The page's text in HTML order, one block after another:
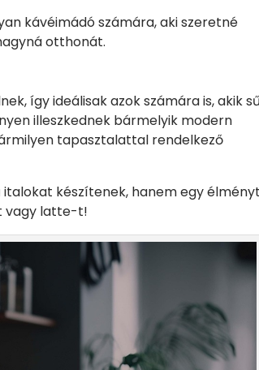
kávéimádó számára, aki szeretné
otthonát.
így ideálisak azok számára is, akik
illeszkednek bármelyik modern
tapasztalattal rendelkező
készítenek, hanem egy
vagy latte-t!